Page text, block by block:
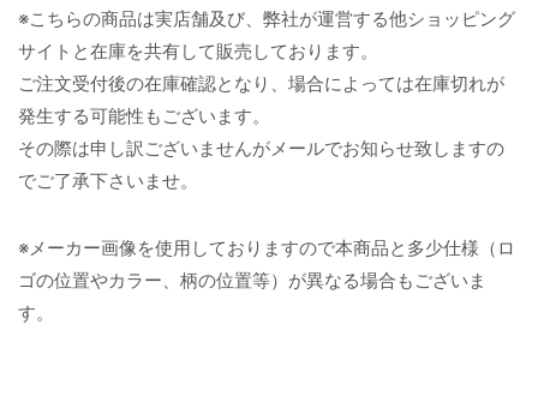
※こちらの商品は実店舗及び、弊社が運営する他ショッピング
サイトと在庫を共有して販売しております。
ご注文受付後の在庫確認となり、場合によっては在庫切れが
発生する可能性もございます。
その際は申し訳ございませんがメールでお知らせ致しますの
でご了承下さいませ。
※メーカー画像を使用しておりますので本商品と多少仕様（ロ
ゴの位置やカラー、柄の位置等）が異なる場合もございま
す。